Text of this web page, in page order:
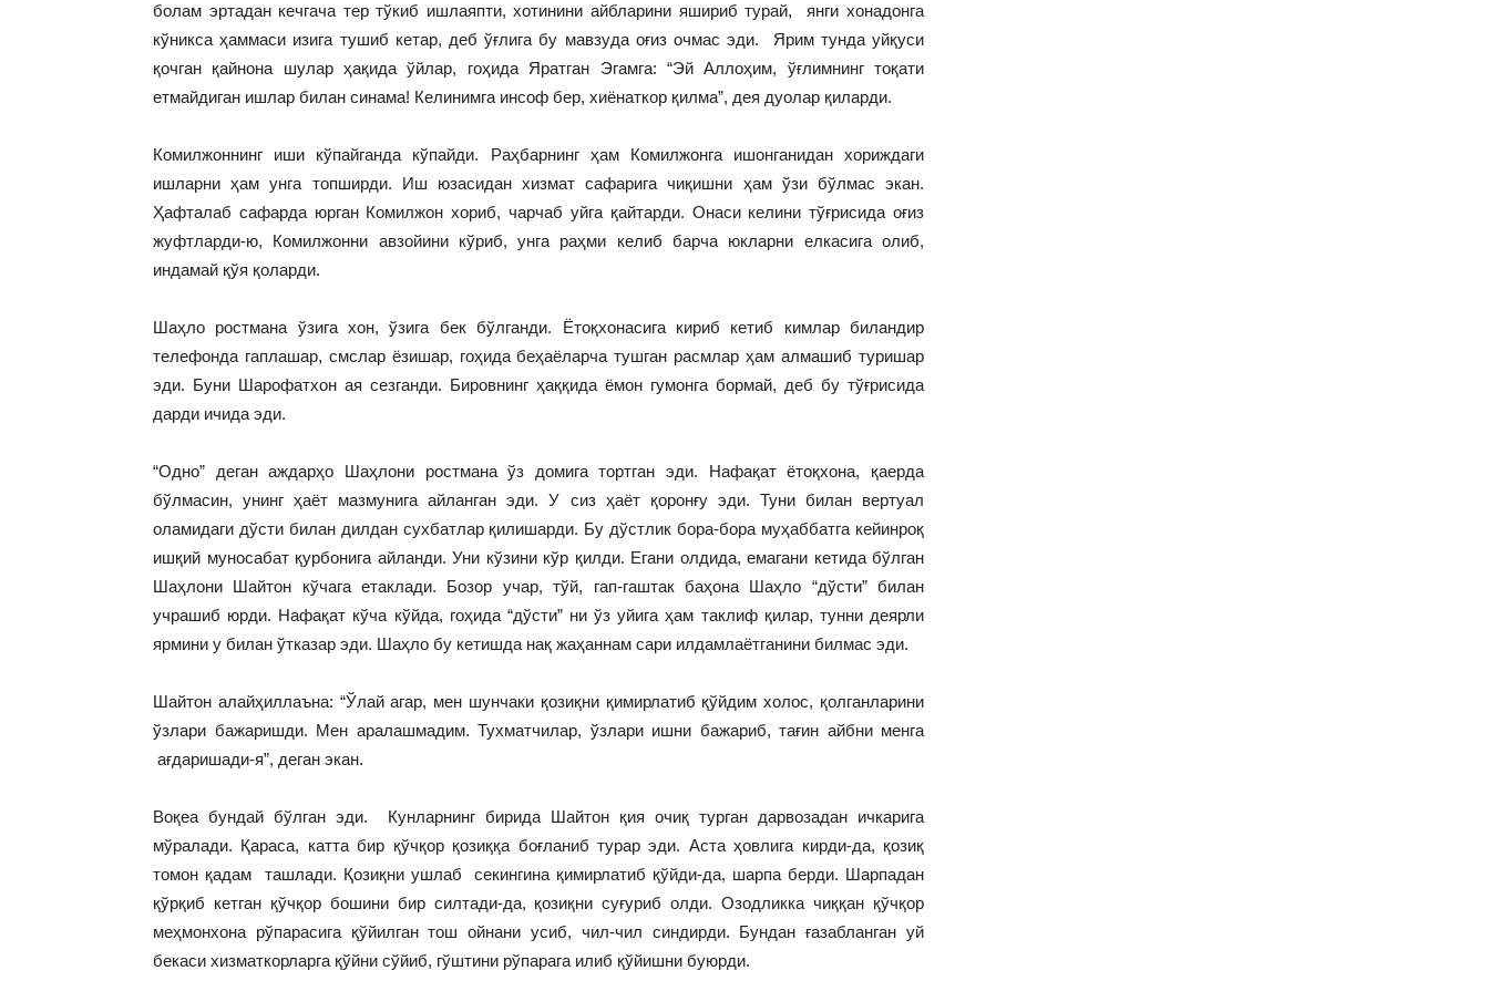
болам эртадан кечгача тер тўкиб ишлаяпти, хотинини айбларини яшириб турай, янги хонадонга
кўникса ҳаммаси изига тушиб кетар, деб ўғлига бу мавзуда оғиз очмас эди. Ярим тунда уйқуси
қочган қайнона шулар ҳақида ўйлар, гоҳида Яратган Эгамга: “Эй Аллоҳим, ўғлимнинг тоқати
етмайдиган ишлар билан синама! Келинимга инсоф бер, хиёнаткор қилма”, дея дуолар қиларди.
Комилжоннинг иши кўпайганда кўпайди. Раҳбарнинг ҳам Комилжонга ишонганидан хориждаги
ишларни ҳам унга топширди. Иш юзасидан хизмат сафарига чиқишни ҳам ўзи бўлмас экан.
Ҳафталаб сафарда юрган Комилжон хориб, чарчаб уйга қайтарди. Онаси келини тўғрисида оғиз
жуфтларди-ю, Комилжонни авзойини кўриб, унга раҳми келиб барча юкларни елкасига олиб,
индамай қўя қоларди.
Шаҳло ростмана ўзига хон, ўзига бек бўлганди. Ётоқхонасига кириб кетиб кимлар биландир
телефонда гаплашар, смслар ёзишар, гоҳида беҳаёларча тушган расмлар ҳам алмашиб туришар
эди. Буни Шарофатхон ая сезганди. Бировнинг ҳаққида ёмон гумонга бормай, деб бу тўғрисида
дарди ичида эди.
“Одно” деган аждарҳо Шаҳлони ростмана ўз домига тортган эди. Нафақат ётоқхона, қаерда
бўлмасин, унинг ҳаёт мазмунига айланган эди. У сиз ҳаёт қоронғу эди. Туни билан вертуал
оламидаги дўсти билан дилдан сухбатлар қилишарди. Бу дўстлик бора-бора муҳаббатга кейинроқ
ишқий муносабат қурбонига айланди. Уни кўзини кўр қилди. Егани олдида, емагани кетида бўлган
Шаҳлони Шайтон кўчага етаклади. Бозор учар, тўй, гап-гаштак баҳона Шаҳло “дўсти” билан
учрашиб юрди. Нафақат кўча кўйда, гоҳида “дўсти” ни ўз уйига ҳам таклиф қилар, тунни деярли
ярмини у билан ўтказар эди. Шаҳло бу кетишда нақ жаҳаннам сари илдамлаётганини билмас эди.
Шайтон алайҳиллаъна: “Ўлай агар, мен шунчаки қозиқни қимирлатиб қўйдим холос, қолганларини
ўзлари бажаришди. Мен аралашмадим. Тухматчилар, ўзлари ишни бажариб, тағин айбни менга
ағдаришади-я”, деган экан.
Воқеа бундай бўлган эди. Кунларнинг бирида Шайтон қия очиқ турган дарвозадан ичкарига
мўралади. Қараса, катта бир қўчқор қозиққа боғланиб турар эди. Аста ҳовлига кирди-да, қозиқ
томон қадам ташлади. Қозиқни ушлаб секингина қимирлатиб қўйди-да, шарпа берди. Шарпадан
қўрқиб кетган қўчқор бошини бир силтади-да, қозиқни суғуриб олди. Озодликка чиққан қўчқор
меҳмонхона рўпарасига қўйилган тош ойнани усиб, чил-чил синдирди. Бундан ғазабланган уй
бекаси хизматкорларга қўйни сўйиб, гўштини рўпарага илиб қўйишни буюрди.